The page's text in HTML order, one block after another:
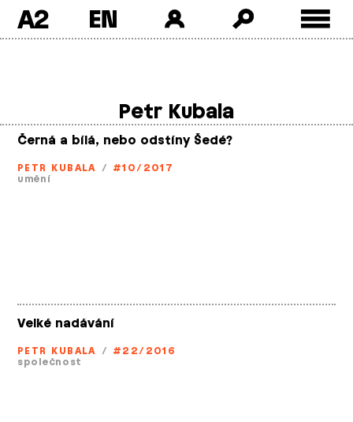
A2
Petr Kubala
Černá a bílá, nebo odstíny Šedé?
PETR KUBALA / #10/2017
umění
Velké nadávání
PETR KUBALA / #22/2016
společnost